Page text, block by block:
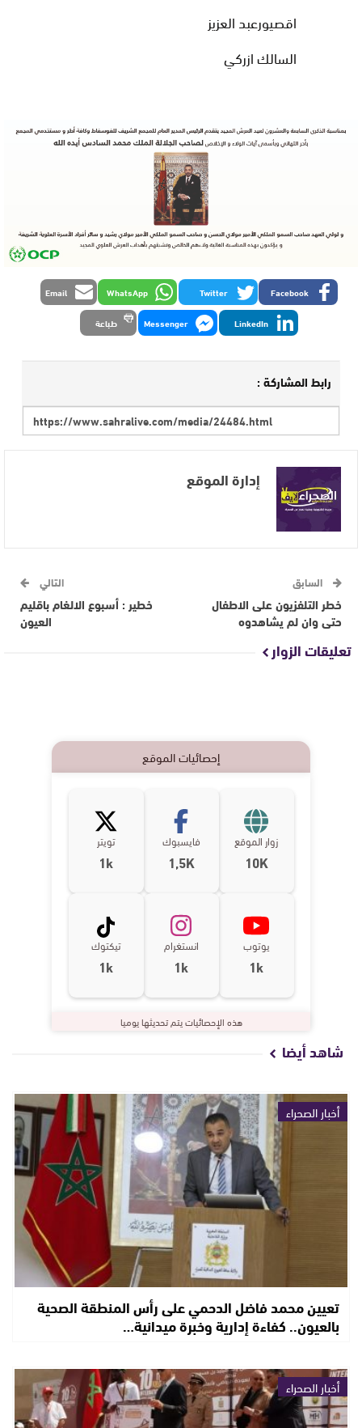
اقصيورعبد العزيز
السالك ازركي
Facebook
Twitter
WhatsApp
Email
LinkedIn
Messenger طباعة
رابط المشاركة :
إدارة الموقع
السابق
خطر التلفزيون على الاطفال
حتى وان لم يشاهدوه
التالي
خطير : أسبوع الالغام باقليم
العيون
تعليقات الزوار
إحصائيات الموقع
زوار الموقع
10K
فايسبوك
1,5K
تويتر
1k
يوتوب
1k
انستغرام
1k
تيكتوك
1k
هذه الإحصائيات يتم تحديثها يوميا
شاهد أيضا
أخبار الصحراء
تعيين محمد فاضل الدحمي على رأس المنطقة الصحية
بالعيون.. كفاءة إدارية وخبرة ميدانية…
أخبار الصحراء